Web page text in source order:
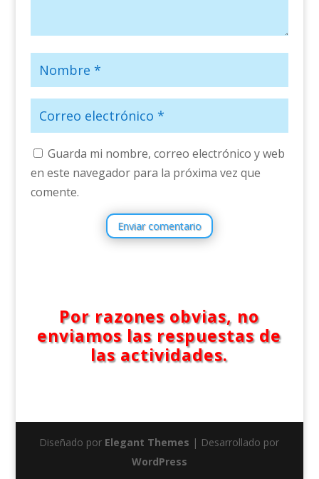
Guarda mi nombre, correo electrónico y web
en este navegador para la próxima vez que
comente.
Enviar comentario
Por razones obvias, no
enviamos las respuestas de
las actividades.
Diseñado por Elegant Themes | Desarrollado por
WordPress